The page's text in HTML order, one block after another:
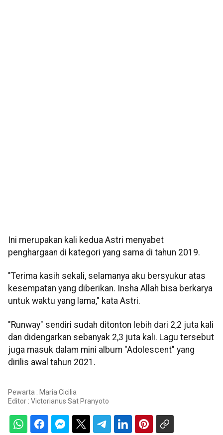
Ini merupakan kali kedua Astri menyabet
penghargaan di kategori yang sama di tahun 2019.
"Terima kasih sekali, selamanya aku bersyukur atas
kesempatan yang diberikan. Insha Allah bisa berkarya
untuk waktu yang lama," kata Astri.
"Runway" sendiri sudah ditonton lebih dari 2,2 juta kali
dan didengarkan sebanyak 2,3 juta kali. Lagu tersebut
juga masuk dalam mini album "Adolescent" yang
dirilis awal tahun 2021.
Pewarta : Maria Cicilia
Editor : Victorianus Sat Pranyoto